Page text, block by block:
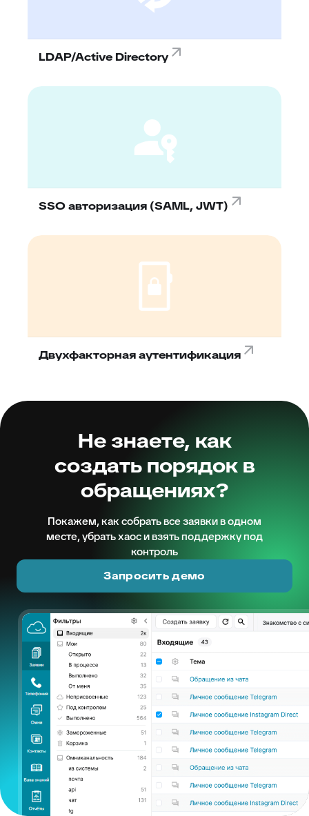
LDAP/Active Directory
SSO авторизация (SAML, JWT)
Двухфакторная аутентификация
Не знаете, как
создать порядок в
обращениях?
Покажем, как собрать все заявки в одном
месте, убрать хаос и взять поддержку под
контроль
Запросить демо